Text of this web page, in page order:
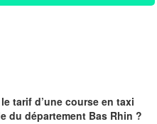
tarif d’une course en taxi
du département Bas Rhin ?